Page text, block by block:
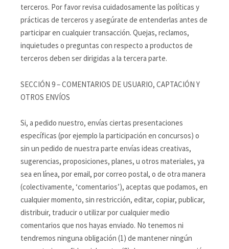
terceros. Por favor revisa cuidadosamente las políticas y
prácticas de terceros y asegúrate de entenderlas antes de
participar en cualquier transacción. Quejas, reclamos,
inquietudes o preguntas con respecto a productos de
terceros deben ser dirigidas a la tercera parte.
SECCIÓN 9 – COMENTARIOS DE USUARIO, CAPTACIÓN Y
OTROS ENVÍOS
Si, a pedido nuestro, envías ciertas presentaciones
específicas (por ejemplo la participación en concursos) o
sin un pedido de nuestra parte envías ideas creativas,
sugerencias, proposiciones, planes, u otros materiales, ya
sea en línea, por email, por correo postal, o de otra manera
(colectivamente, ‘comentarios’), aceptas que podamos, en
cualquier momento, sin restricción, editar, copiar, publicar,
distribuir, traducir o utilizar por cualquier medio
comentarios que nos hayas enviado. No tenemos ni
tendremos ninguna obligación (1) de mantener ningún